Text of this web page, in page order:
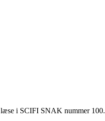
i SCIFI SNAK nummer 100.